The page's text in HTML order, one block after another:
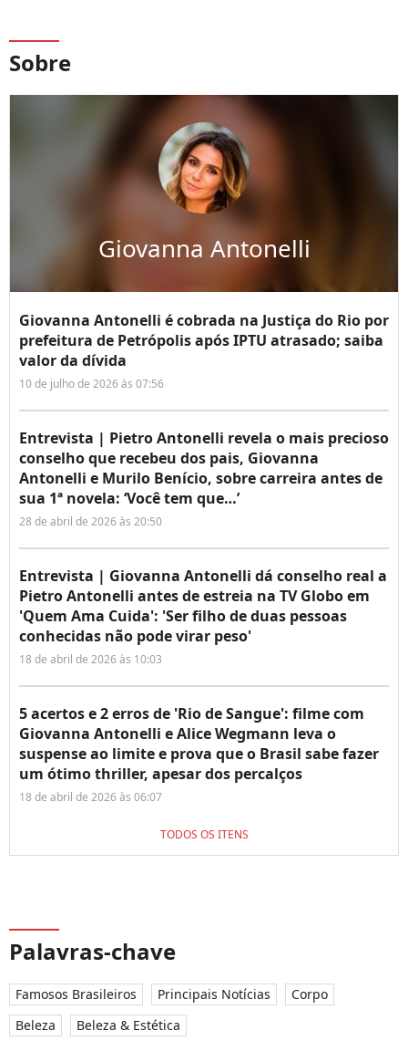
Sobre
Giovanna Antonelli
Giovanna Antonelli é cobrada na Justiça do Rio por
prefeitura de Petrópolis após IPTU atrasado; saiba
valor da dívida
10 de julho de 2026 às 07:56
Entrevista | Pietro Antonelli revela o mais precioso
conselho que recebeu dos pais, Giovanna
Antonelli e Murilo Benício, sobre carreira antes de
sua 1ª novela: ‘Você tem que…’
28 de abril de 2026 às 20:50
Entrevista | Giovanna Antonelli dá conselho real a
Pietro Antonelli antes de estreia na TV Globo em
'Quem Ama Cuida': 'Ser filho de duas pessoas
conhecidas não pode virar peso'
18 de abril de 2026 às 10:03
5 acertos e 2 erros de 'Rio de Sangue': filme com
Giovanna Antonelli e Alice Wegmann leva o
suspense ao limite e prova que o Brasil sabe fazer
um ótimo thriller, apesar dos percalços
18 de abril de 2026 às 06:07
TODOS OS ITENS
Palavras-chave
Famosos Brasileiros Principais Notícias
Corpo
Beleza
Beleza & Estética